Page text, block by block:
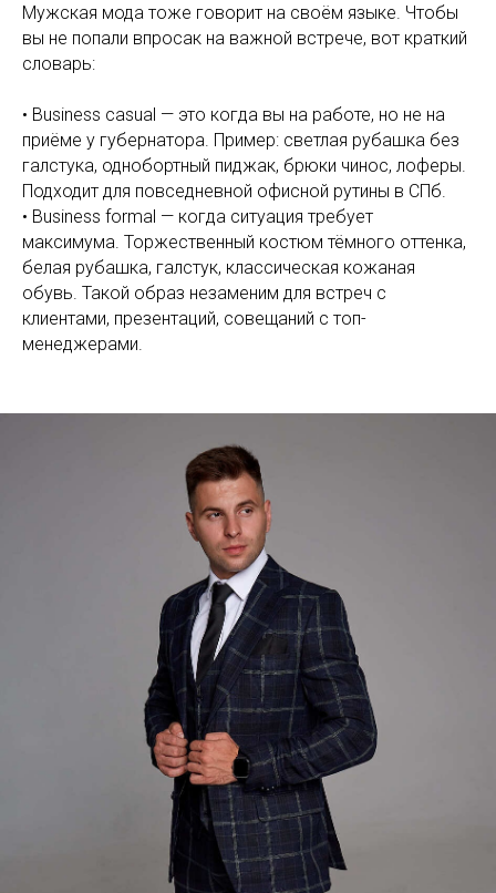
Мужская мода тоже говорит на своём языке. Чтобы
вы не попали впросак на важной встрече, вот краткий
словарь:
• Business casual — это когда вы на работе, но не на
приёме у губернатора. Пример: светлая рубашка без
галстука, однобортный пиджак, брюки чинос, лоферы.
Подходит для повседневной офисной рутины в СПб.
• Business formal — когда ситуация требует
максимума. Торжественный костюм тёмного оттенка,
белая рубашка, галстук, классическая кожаная
обувь. Такой образ незаменим для встреч с
клиентами, презентаций, совещаний с топ-
менеджерами.